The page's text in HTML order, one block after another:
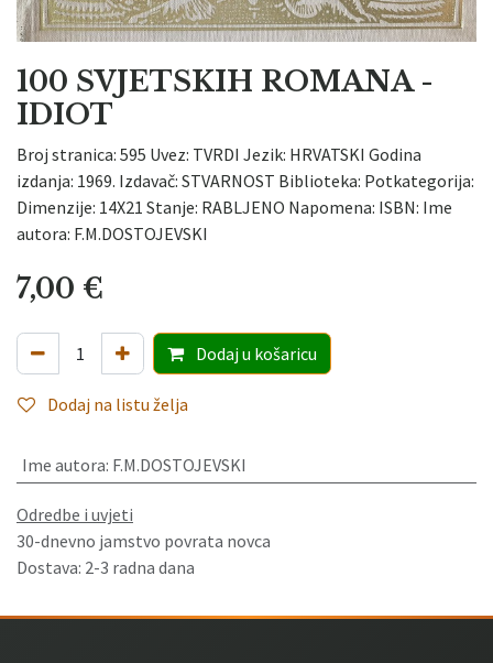
100 SVJETSKIH ROMANA -
IDIOT
Broj stranica: 595 Uvez: TVRDI Jezik: HRVATSKI Godina
izdanja: 1969. Izdavač: STVARNOST Biblioteka: Potkategorija:
Dimenzije: 14X21 Stanje: RABLJENO Napomena: ISBN: Ime
autora: F.M.DOSTOJEVSKI
7,00 €
Dodaju košaricu
Dodaj na listu želja
Ime autora: F.M.DOSTOJEVSKI
Odredbe i uvjeti
30-dnevno jamstvo povrata novca
Dostava: 2-3 radna dana